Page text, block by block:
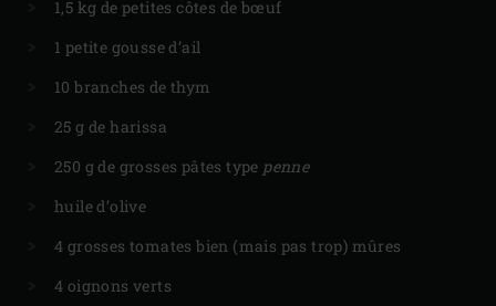
1,5 kg de petites côtes de bœuf
1 petite gousse d’ail
10 branches de thym
25 g de harissa
250 g de grosses pâtes type penne
huile d’olive
4 grosses tomates bien (mais pas trop) mûres
4 oignons verts